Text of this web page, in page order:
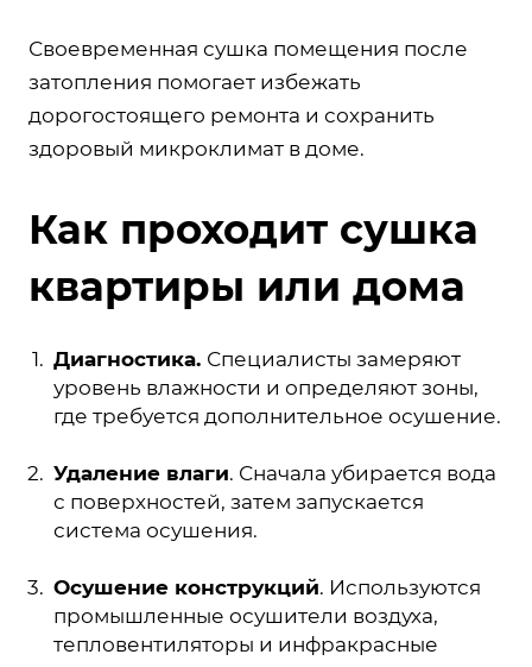
Своевременная сушка помещения после
затопления помогает избежать
дорогостоящего ремонта и сохранить
здоровый микроклимат в доме.
Как проходит сушка
квартиры или дома
Диагностика. Специалисты замеряют
уровень влажности и определяют зоны,
где требуется дополнительное осушение.
Удаление влаги. Сначала убирается вода
с поверхностей, затем запускается
система осушения.
Осушение конструкций. Используются
промышленные осушители воздуха,
тепловентиляторы и инфракрасные